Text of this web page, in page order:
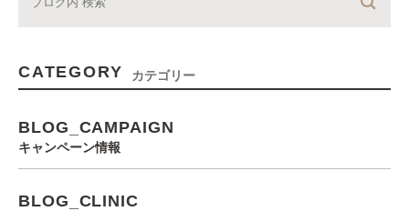
CATEGORY カテゴリー
BLOG_CAMPAIGN
キャンペーン情報
BLOG_CLINIC